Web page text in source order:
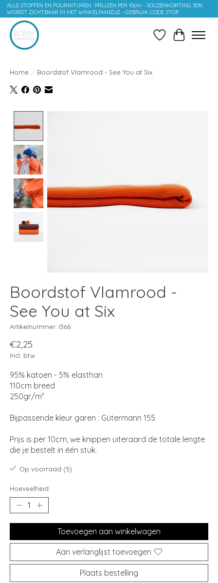
ALLE STOFFEN EN FOURNITUREN : PRIJZEN PER 10cm - SOLDENKORTING 50%
WORDT ZICHTBAAR IN HET WINKELMANDJE - GEBRUIK CODE STOP
Verlanglijst
Home / Boordstof Vlamrood - See You at Six
Boordstof Vlamrood -
See You at Six
Artikelnummer: I366
€2,25
Incl. btw
95% katoen - 5% elasthan
110cm breed
250gr/m²
Bijpassende kleur garen : Gütermann 155
Prijs is per 10cm, we knippen uiteraard de totale lengte
die je bestelt in één stuk.
Op voorraad (5)
Hoeveelheid:
Toevoegen aan winkelwagen
Aan verlanglijst toevoegen
Plaats bestelling